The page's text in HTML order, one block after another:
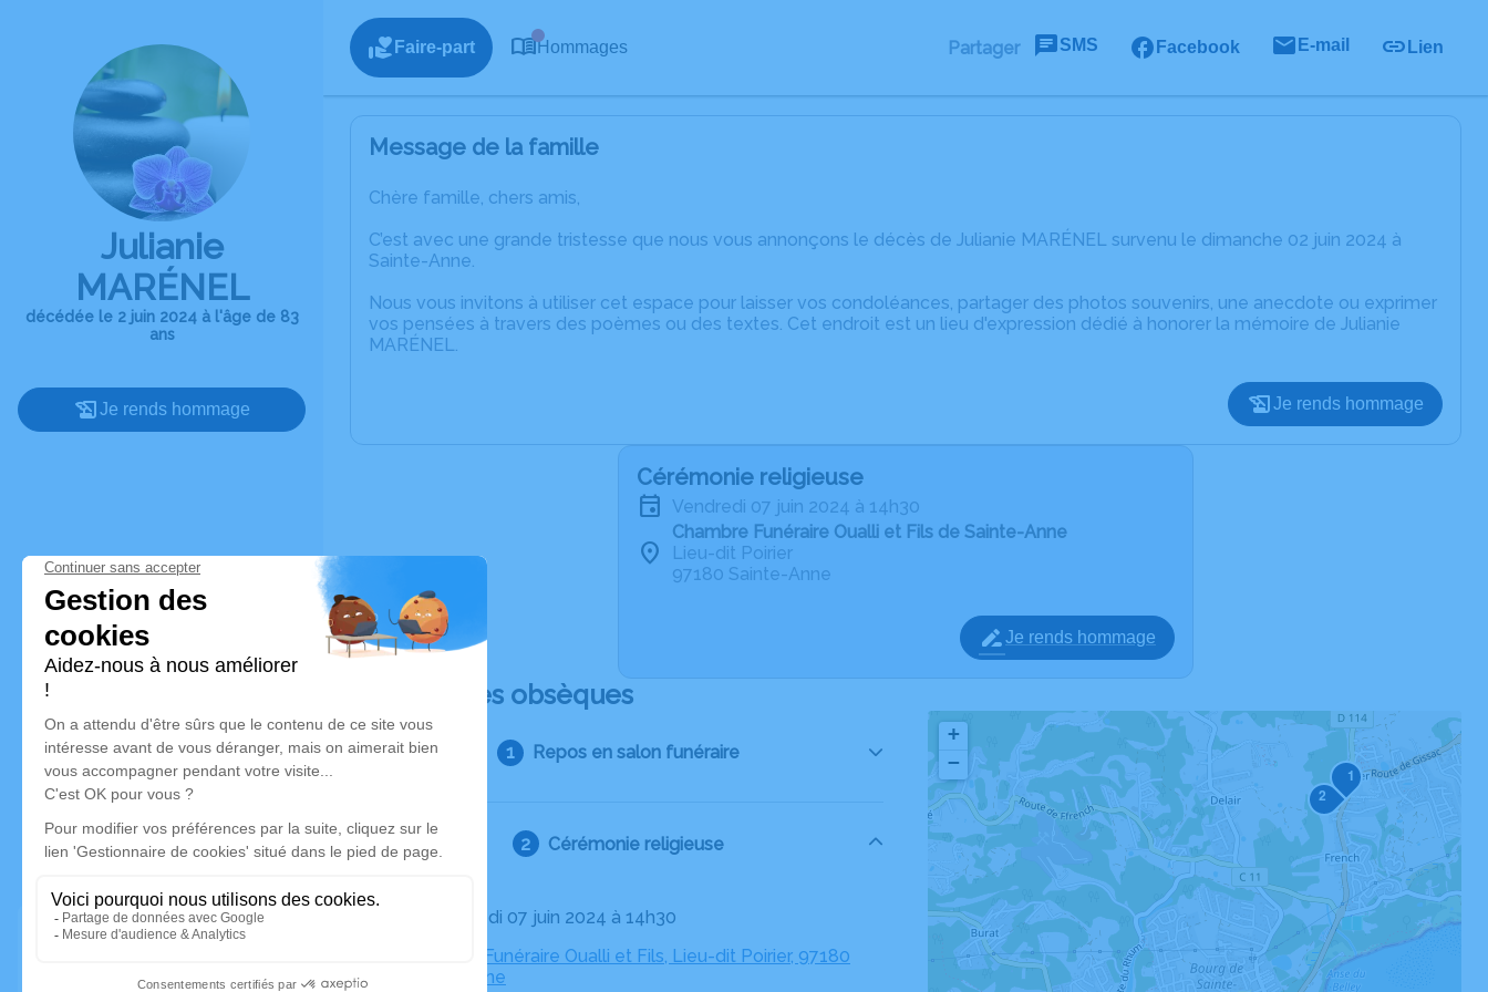
Julianie
MARÉNEL
décédée le 2 juin 2024 à l'âge de 83
ans
Je rends hommage
Faire-part Hommages Partager SMS Facebook E-mail Lien
Message de la famille
Chère famille, chers amis,
C’est avec une grande tristesse que nous vous annonçons le décès de Julianie MARÉNEL survenu le dimanche 02 juin 2024 à
Sainte-Anne.
Nous vous invitons à utiliser cet espace pour laisser vos condoléances, partager des photos souvenirs, une anecdote ou exprimer
vos pensées à travers des poèmes ou des textes. Cet endroit est un lieu d'expression dédié à honorer la mémoire de Julianie
MARÉNEL.
Je rends hommage
Cérémonie religieuse
vendredi 07 juin 2024 à 14h30
Chambre Funéraire Oualli et Fils de Sainte-Anne
Lieu-dit Poirier
97180 Sainte-Anne
Je rends hommage
Déroulé des obsèques
Repos en salon funéraire
Cérémonie religieuse
Le vendredi 07 juin 2024 à 14h30
Chambre Funéraire Oualli et Fils, Lieu-dit Poirier, 97180
Sainte-Anne
1
2
+
−